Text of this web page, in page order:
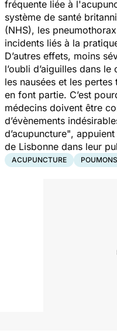
fréquente liée à
système de santé
(NHS), les
incidents liés à la
D’autres effets, moins
l’oubli d’aiguilles dans
les nausées et les
en font partie. C’est
médecins doivent être
d’évènements
d’acupuncture",
de Lisbonne dans leur
ACUPUNCTURE POUMONS